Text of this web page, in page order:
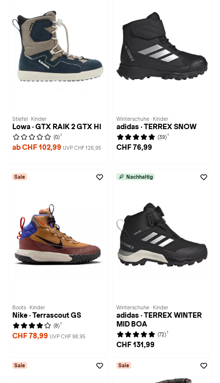
Stiefel · Kinder
Lowa · GTX RAIK 2 GTX HI
(0) 1
ab CHF 102,99 UVP CHF 126,95
Winterschuhe · Kinder
adidas · TERREX SNOW
(39) 1
CHF 76,99
Sale
Boots · Kinder
Nike · Terrascout GS
(8) 1
CHF 78,99 UVP CHF 98,95
Nachhaltig
Winterschuhe · Kinder
adidas · TERREX WINTER
MID BOA
(72) 1
CHF 131,99
Sale Sale